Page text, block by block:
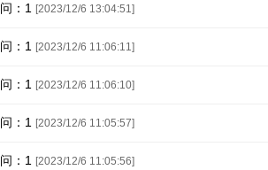
问：1 [2023/12/6 13:04:51]
问：1 [2023/12/6 11:06:11]
问：1 [2023/12/6 11:06:10]
问：1 [2023/12/6 11:05:57]
问：1 [2023/12/6 11:05:56]